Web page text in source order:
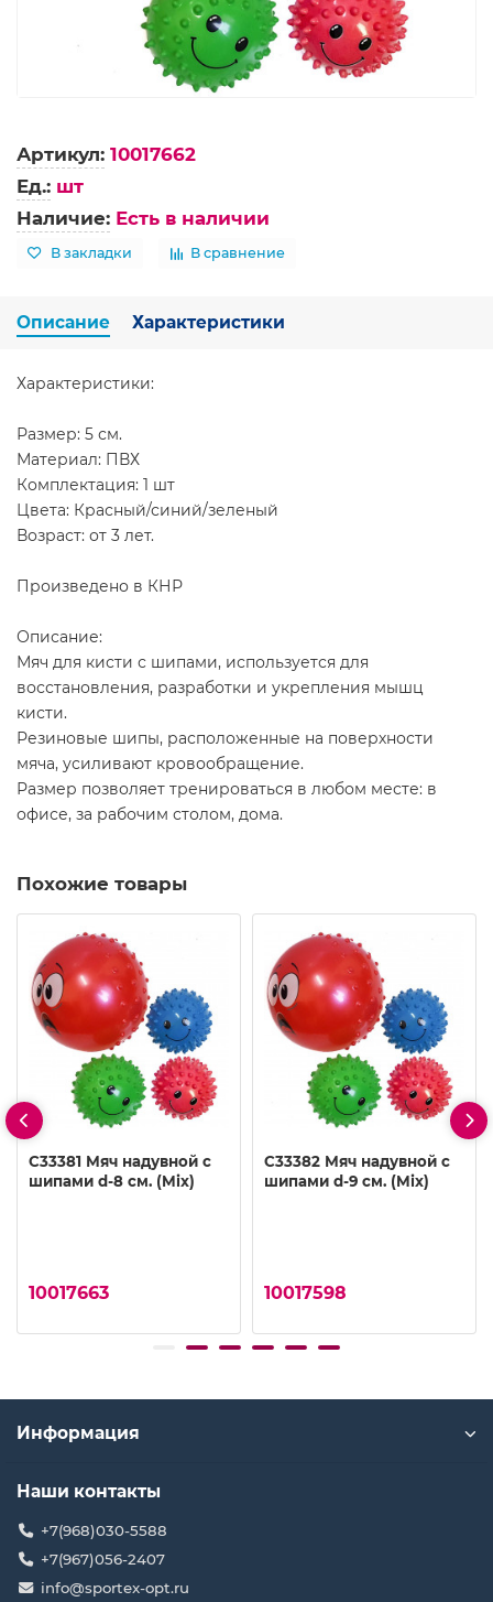
Артикул: 10017662
Ед.: шт
Наличие: Есть в наличии
В закладки В сравнение
Описание Характеристики
Характеристики:
Размер: 5 см.
Материал: ПВХ
Комплектация: 1 шт
Цвета: Красный/синий/зеленый
Возраст: от 3 лет.
Произведено в КНР
Описание:
Мяч для кисти с шипами, используется для
восстановления, разработки и укрепления мышц
кисти.
Резиновые шипы, расположенные на поверхности
мяча, усиливают кровообращение.
Размер позволяет тренироваться в любом месте: в
офисе, за рабочим столом, дома.
Похожие товары
C33381 Мяч надувной с
шипами d-8 см. (Mix)
10017663
C33382 Мяч надувной с
шипами d-9 см. (Mix)
10017598
Информация
Наши контакты
+7(968)030-5588
+7(967)056-2407
info@sportex-opt.ru